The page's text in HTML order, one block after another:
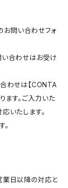
お問い合わせフォ
い合わせはお受け
わせは【CONTA
ます。ご入力いた
いたします。
。
業日以降の対応と